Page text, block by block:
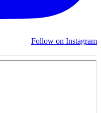
Follow on Instagram